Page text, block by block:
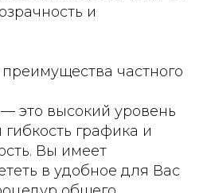
и
частного
это высокий уровень
графика и
Вы имеет
в удобное для Вас